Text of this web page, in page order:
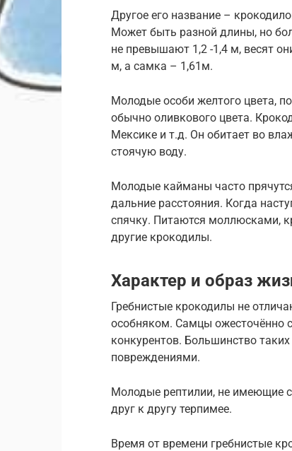
Другое его название –
Может быть разной длины, но
не превышают 1,2 -1,4 м, весят
м, а самка – 1,61м.
Молодые особи желтого цвета,
обычно оливкового цвета.
Мексике и т.д. Он обитает во
стоячую воду.
Молодые кайманы часто
дальние расстояния. Когда
спячку. Питаются моллюсками,
другие крокодилы.
Характер и образ
Гребнистые крокодилы не
особняком. Самцы ожесточённо
конкурентов. Большинство
повреждениями.
Молодые рептилии, не имеющие
друг к другу терпимее.
Время от времени гребнистые